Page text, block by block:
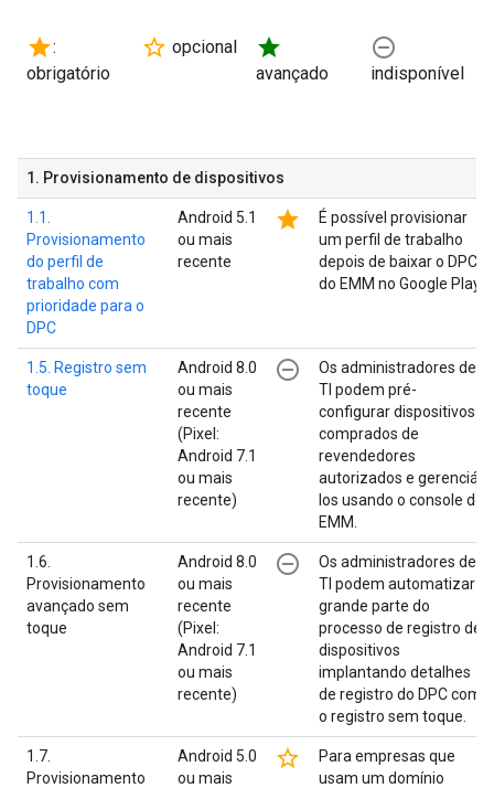
star:
obrigatório
star_border opcional star
avançado
remove_circle_outline
indisponível
1 . Provisionamento de dispositivos
1.1.
Provisionamento
do perfil de
trabalho com
prioridade para o
DPC
Android 5.1
ou mais
recente
star
É possível provisionar
um perfil de trabalho
depois de baixar o DPC
do EMM no Google Play.
1.5. Registro sem
toque
Android 8.0
ou mais
recente
(Pixel:
Android 7.1
ou mais
recente)
remove_circle_outline
Os administradores de
TI podem pré-
configurar dispositivos
comprados de
revendedores
autorizados e gerenciá-
los usando o console de
EMM.
1.6.
Provisionamento
avançado sem
toque
Android 8.0
ou mais
recente
(Pixel:
Android 7.1
ou mais
recente)
remove_circle_outline
Os administradores de
TI podem automatizar
grande parte do
processo de registro de
dispositivos
implantando detalhes
de registro do DPC com
o registro sem toque.
1.7.
Provisionamento
Android 5.0
ou mais
star_border
Para empresas que
usam um domínio